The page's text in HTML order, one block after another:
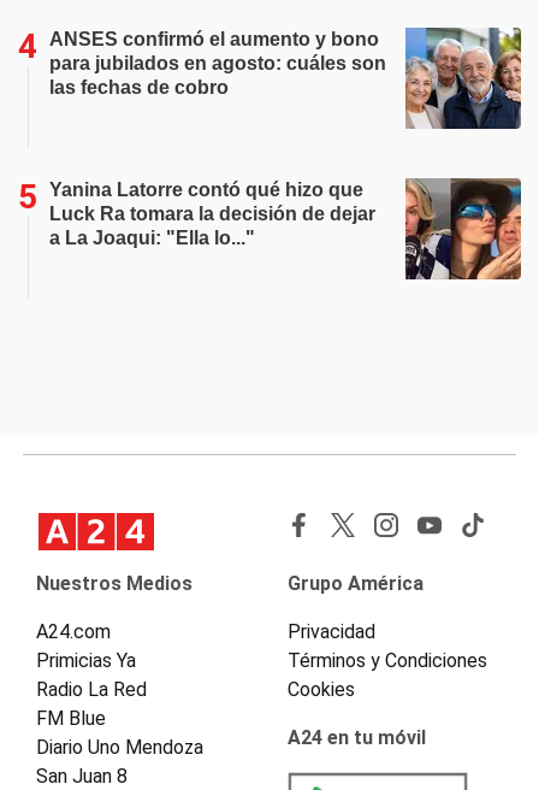
ANSES confirmó el aumento y bono
para jubilados en agosto: cuáles son
las fechas de cobro
Yanina Latorre contó qué hizo que
Luck Ra tomara la decisión de dejar
a La Joaqui: "Ella lo..."
Nuestros Medios
A24.com
Primicias Ya
Radio La Red
FM Blue
Diario Uno Mendoza
San Juan 8
Grupo América
Privacidad
Términos y Condiciones
Cookies
A24 en tu móvil